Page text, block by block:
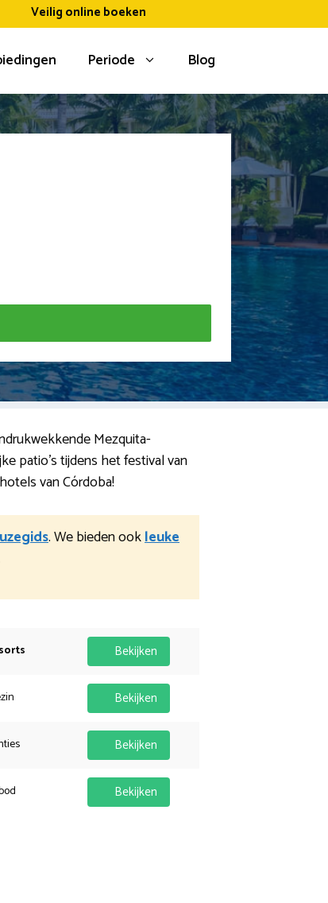
Veilig online boeken
Periode Blog
Mezquita-
patio’s tijdens het festival van
van Córdoba!
. We bieden ookleuke
Bekijken
Bekijken
Bekijken
Bekijken